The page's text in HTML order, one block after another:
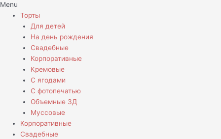
Menu
Торты
Для детей
На день рождения
Свадебные
Корпоративные
Кремовые
С ягодами
С фотопечатью
Объемные 3Д
Муссовые
Корпоративные
Свадебные